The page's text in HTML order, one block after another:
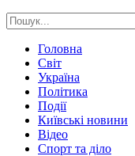
Головна
Світ
Україна
Політика
Події
Київські новини
Відео
Спорт та діло